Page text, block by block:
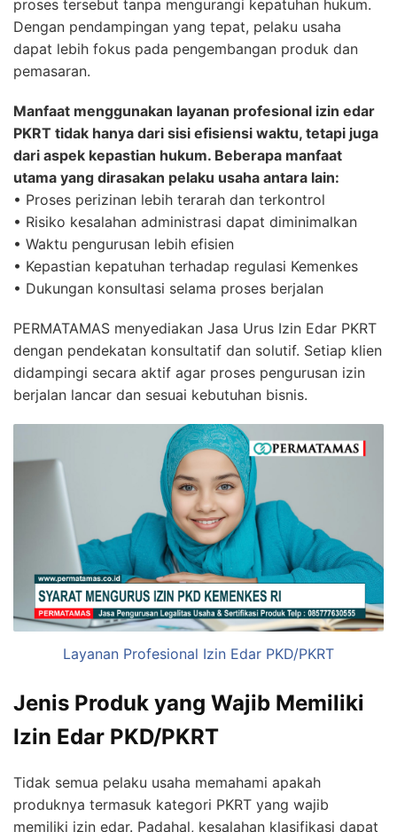
proses tersebut tanpa mengurangi kepatuhan hukum.
Dengan pendampingan yang tepat, pelaku usaha
dapat lebih fokus pada pengembangan produk dan
pemasaran.
Manfaat menggunakan layanan profesional izin edar
PKRT tidak hanya dari sisi efisiensi waktu, tetapi juga
dari aspek kepastian hukum. Beberapa manfaat
utama yang dirasakan pelaku usaha antara lain:
• Proses perizinan lebih terarah dan terkontrol
• Risiko kesalahan administrasi dapat diminimalkan
• Waktu pengurusan lebih efisien
• Kepastian kepatuhan terhadap regulasi Kemenkes
• Dukungan konsultasi selama proses berjalan
PERMATAMAS menyediakan Jasa Urus Izin Edar PKRT
dengan pendekatan konsultatif dan solutif. Setiap klien
didampingi secara aktif agar proses pengurusan izin
berjalan lancar dan sesuai kebutuhan bisnis.
Layanan Profesional Izin Edar PKD/PKRT
Jenis Produk yang Wajib Memiliki
Izin Edar PKD/PKRT
Tidak semua pelaku usaha memahami apakah
produknya termasuk kategori PKRT yang wajib
memiliki izin edar. Padahal, kesalahan klasifikasi dapat